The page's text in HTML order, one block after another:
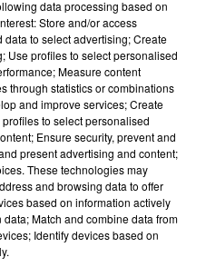
Comores a annoncé
de Covid-19 dans le pays.
DJ Snake changeait de
avec son premier...
data processing based on
Store and/or access
to select advertising; Create
Use profiles to select personalised
Measure content
through statistics or combinations
and improve services; Create
to select personalised
Ensure security, prevent and
present advertising and content;
These technologies may
and browsing data to offer
based on information actively
Match and combine data from
Identify devices based on